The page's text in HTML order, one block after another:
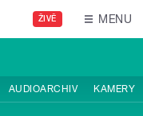
ŽIVĚ MENU
AUDIOARCHIV KAMERY